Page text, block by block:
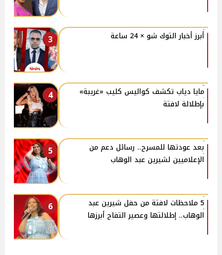
3 أبرز أخبار التوك شو × 24 ساعة
4
مايا دياب تكشف كواليس كليب «غريبة»
بإطلالة لافتة
5
بعد عودتها للمسرح.. رسائل دعم من
الإعلاميين لشيرين عبد الوهاب
6
5 ملاحظات لافتة من حفل شيرين عبد
الوهاب.. إطلالتها وعصير التفاح أبرزها